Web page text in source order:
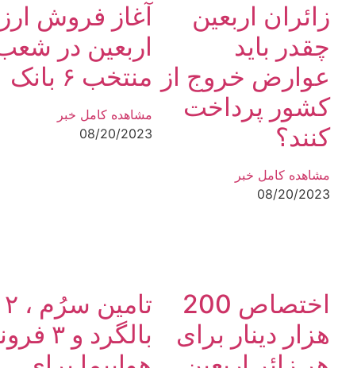
زائران اربعین
چقدر باید
عوارض خروج از
کشور پرداخت
کنند؟
مشاهده کامل خبر
08/20/2023
آغاز فروش ارز
اربعین در
منتخب ۶ بانک
مشاهده کامل خبر
08/20/2023
اختصاص 200
هزار دینار برای
تامین
بالگرد و ۳